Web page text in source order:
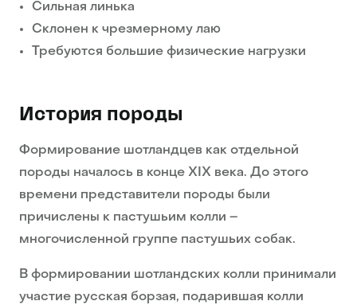
Сильная линька
Склонен к чрезмерному лаю
Требуются большие физические нагрузки
История породы
Формирование шотландцев как отдельной
породы началось в конце XIX века. До этого
времени представители породы были
причислены к пастушьим колли –
многочисленной группе пастушьих собак.
В формировании шотландских колли принимали
участие русская борзая, подарившая колли